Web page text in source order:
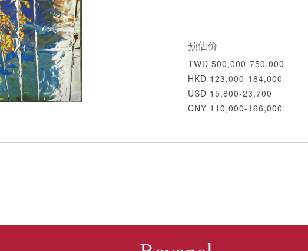
预估价
TWD 500,000-750,000
HKD 123,000-184,000
USD 15,800-23,700
CNY 110,000-166,000